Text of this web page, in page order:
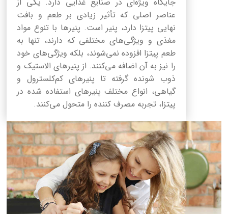
عناصر اصلی که تأثیر زیادی بر طعم و بافت
نهایی پیتزا دارد، پنیر است. پنیرها با تنوع مواد
مغذی و ویژگی‌های مختلفی که دارند، تنها به
طعم پیتزا افزوده نمی‌شوند، بلکه ویژگی‌های خود
را نیز به آن اضافه می‌کنند. از پنیرهای الاستیک و
ذوب شونده گرفته تا پنیرهای کم‌کلسترول و
گیاهی، انواع مختلف پنیرهای استفاده شده در
پیتزا، تجربه مصرف کننده را متحول می‌کنند.